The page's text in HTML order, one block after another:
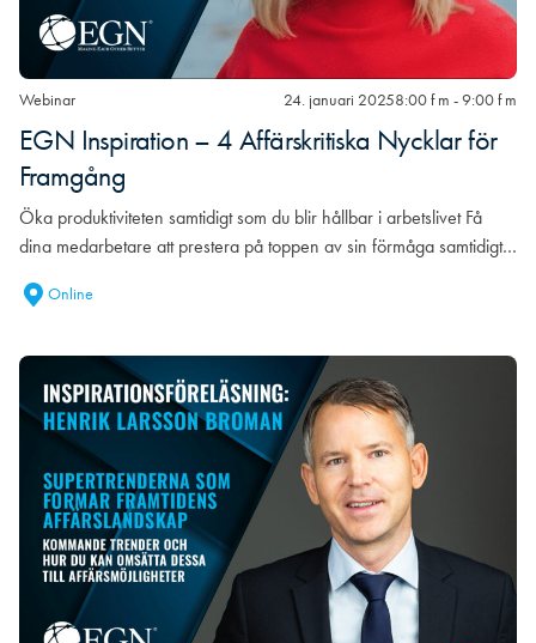
Webinar 24. januari 20258:00 f m - 9:00 f m
EGN Inspiration – 4 Affärskritiska Nycklar för
Framgång
Öka produktiviteten samtidigt som du blir hållbar i arbetslivet Få
dina medarbetare att prestera på toppen av sin förmåga samtidigt…
Online